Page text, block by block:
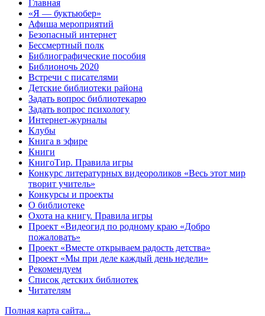
Главная
«Я — буктьюбер»
Афиша мероприятий
Безопасный интернет
Бессмертный полк
Библиографические пособия
Библионочь 2020
Встречи с писателями
Детские библиотеки района
Задать вопрос библиотекарю
Задать вопрос психологу
Интернет-журналы
Клубы
Книга в эфире
Книги
КнигоТир. Правила игры
Конкурс литературных видеороликов «Весь этот мир
творит учитель»
Конкурсы и проекты
О библиотеке
Охота на книгу. Правила игры
Проект «Видеогид по родному краю «Добро
пожаловать»
Проект «Вместе открываем радость детства»
Проект «Мы при деле каждый день недели»
Рекомендуем
Список детских библиотек
Читателям
Полная карта сайта...